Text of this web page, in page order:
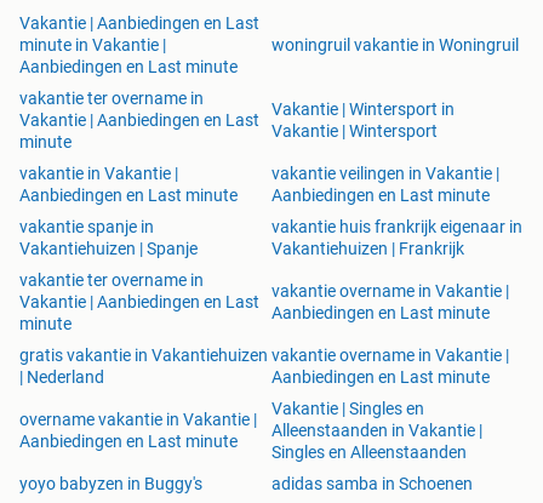
Vakantie | Aanbiedingen en Last
minute in Vakantie |
Aanbiedingen en Last minute
woningruil vakantie in Woningruil
vakantie ter overname in
Vakantie | Aanbiedingen en Last
minute
Vakantie | Wintersport in
Vakantie | Wintersport
vakantie in Vakantie |
Aanbiedingen en Last minute
vakantie veilingen in Vakantie |
Aanbiedingen en Last minute
vakantie spanje in
Vakantiehuizen | Spanje
vakantie huis frankrijk eigenaar in
Vakantiehuizen | Frankrijk
vakantie ter overname in
Vakantie | Aanbiedingen en Last
minute
vakantie overname in Vakantie |
Aanbiedingen en Last minute
gratis vakantie in Vakantiehuizen
| Nederland
vakantie overname in Vakantie |
Aanbiedingen en Last minute
overname vakantie in Vakantie |
Aanbiedingen en Last minute
Vakantie | Singles en
Alleenstaanden in Vakantie |
Singles en Alleenstaanden
yoyo babyzen in Buggy's
adidas samba in Schoenen